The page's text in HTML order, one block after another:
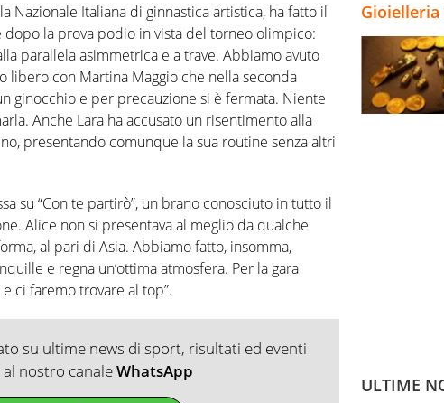
Nazionale Italiana di ginnastica artistica, ha fatto il
la prova podio in vista del torneo olimpico:
parallela asimmetrica e a trave. Abbiamo avuto
con Martina Maggio che nella seconda
ginocchio e per precauzione si è fermata. Niente
Anche Lara ha accusato un risentimento alla
presentando comunque la sua routine senza altri
su “Con te partirò”, un brano conosciuto in tutto il
Alice non si presentava al meglio da qualche
al pari di Asia. Abbiamo fatto, insomma,
e regna un’ottima atmosfera. Per la gara
ci faremo trovare al top”.
su ultime news di sport, risultati ed eventi
al nostro canaleWhatsApp
ULTIME